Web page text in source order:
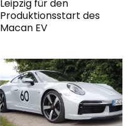
Leipzig für den
Produktionsstart des
Macan EV